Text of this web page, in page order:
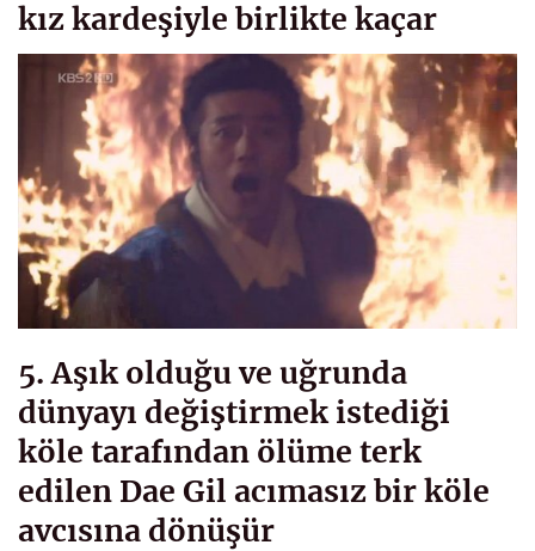
kız kardeşiyle birlikte kaçar
5. Aşık olduğu ve uğrunda
dünyayı değiştirmek istediği
köle tarafından ölüme terk
edilen Dae Gil acımasız bir köle
avcısına dönüşür